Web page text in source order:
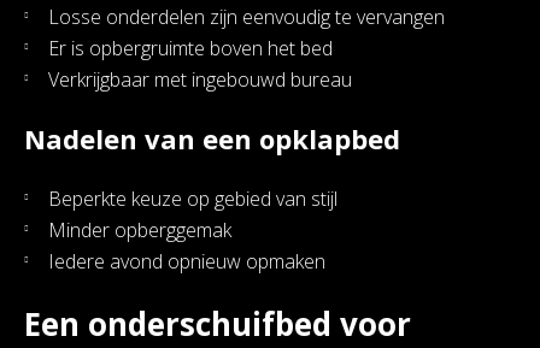
Losse onderdelen zijn eenvoudig te vervangen
Er is opbergruimte boven het bed
Verkrijgbaar met ingebouwd bureau
Nadelen van een opklapbed
Beperkte keuze op gebied van stijl
Minder opberggemak
Iedere avond opnieuw opmaken
Een onderschuifbed voor